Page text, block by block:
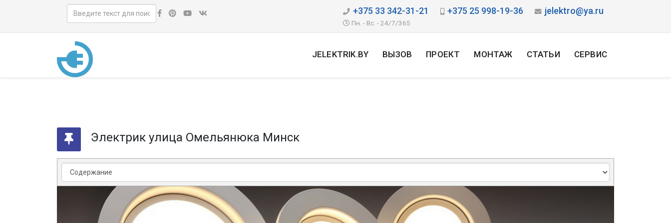
+375 33 342-31-21 +375 25 998-19-36 jelektro@ya.ru
Пн. - Вс. - 24/7/365
JELEKTRIK.BY ВЫЗОВ ПРОЕКТ МОНТАЖ СТАТЬИ СЕРВИС
Электрик улица Омельянюка Минск